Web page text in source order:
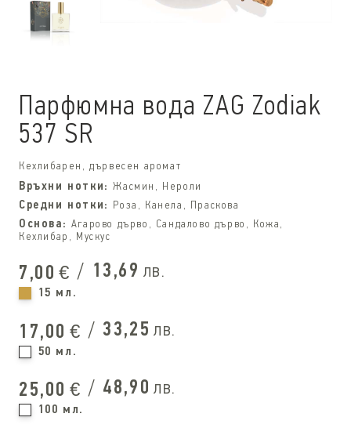
Парфюмна вода ZAG Zodiak
537 SR
Кехлибарен, дървесен аромат
Връхни нотки:Жасмин, Нероли
Средни нотки: Роза, Канела, Праскова
Основа: Агарово дърво, Сандалово дърво, Кожа,
Кехлибар, Мускус
7,00 € / 13,69 лв.
15 мл.
17,00 € / 33,25 лв.
50 мл.
25,00 € / 48,90 лв.
100 мл.